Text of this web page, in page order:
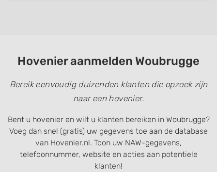
Hovenier aanmelden Woubrugge
Bereik eenvoudig duizenden klanten die opzoek zijn
naar een hovenier.
Bent u hovenier en wilt u klanten bereiken in Woubrugge?
Voeg dan snel (gratis) uw gegevens toe aan de database
van Hovenier.nl. Toon uw NAW-gegevens,
telefoonnummer, website en acties aan potentiele
klanten!